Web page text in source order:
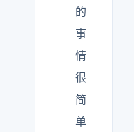
的
事
情
很
简
单